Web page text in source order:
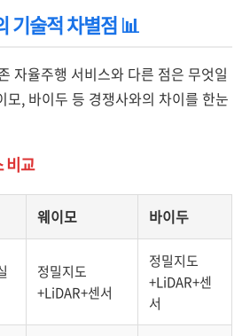
기술적 차별점 📊
자율주행 서비스와 다른 점은 무엇일
모, 바이두 등 경쟁사와의 차이를 한눈
비교
웨이모 바이두
정밀지도
+LiDAR+센서
정밀지도
+LiDAR+센
서